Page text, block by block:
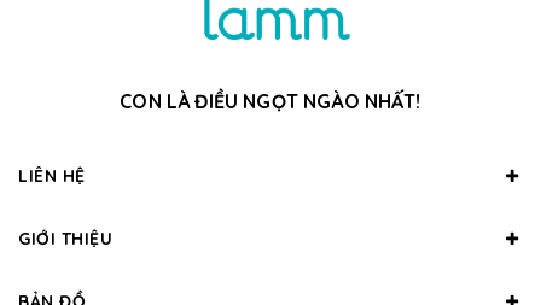
CON LÀ ĐIỀU NGỌT NGÀO NHẤT!
LIÊN HỆ
GIỚI THIỆU